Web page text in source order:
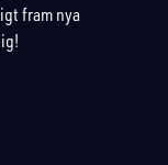
fram nya